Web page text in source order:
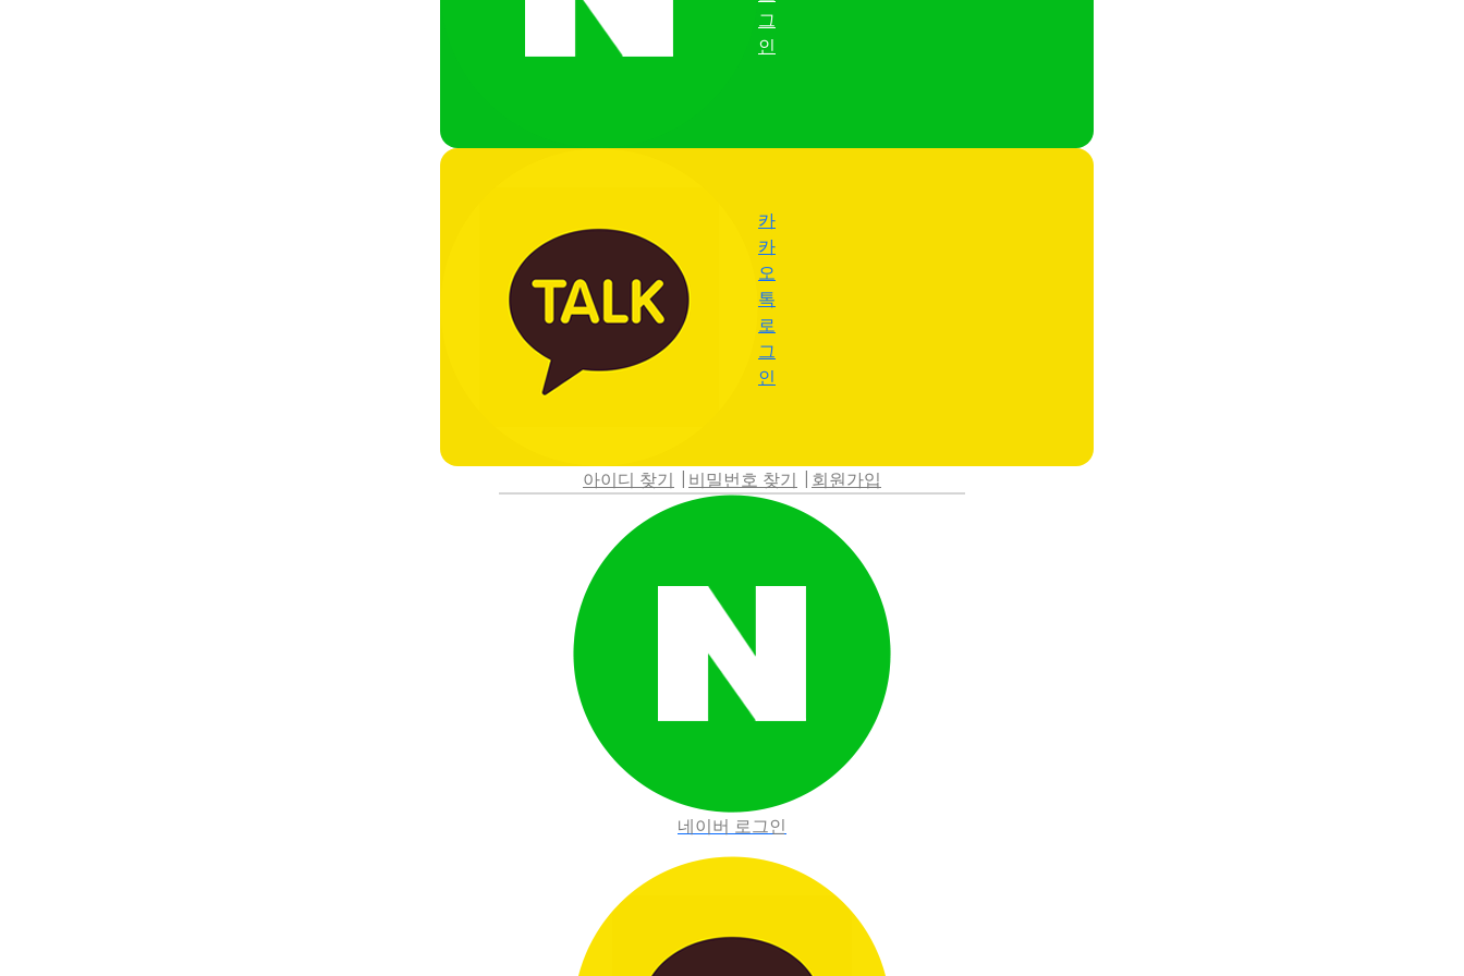
그
인
카
카
오
톡
로
그
인
아이디 찾기 | 비밀번호 찾기 | 회원가입
네이버 로그인